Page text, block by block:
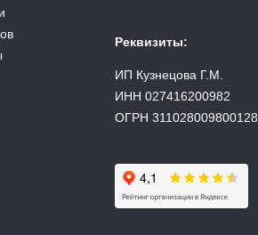
Реквизиты:
ИП Кузнецова Г.М.
ИНН 027416200982
ОГРН 311028009800128